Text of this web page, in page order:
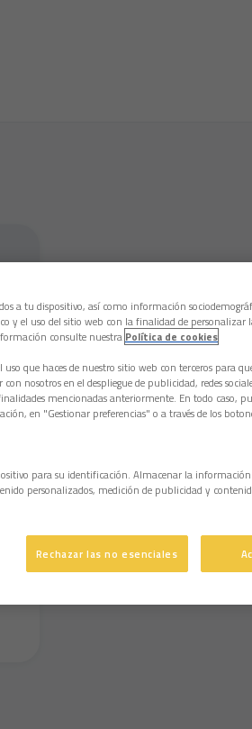
a tu dispositivo, así como información
y el uso del sitio web con la finalidad de personalizar
consulte nuestra Política de cookies
que haces de nuestro sitio web con terceros para
nosotros en el despliegue de publicidad, redes
mencionadas anteriormente. En todo caso,
en "Gestionar preferencias" o a través de los
para su identificación. Almacenar la
personalizados, medición de publicidad y
Rechazar las no esenciales